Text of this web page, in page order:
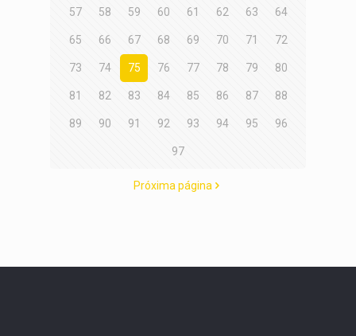
57 58 59 60 61 62 63 64
65 66 67 68 69 70 71 72
73 74 75 76 77 78 79 80
81 82 83 84 85 86 87 88
89 90 91 92 93 94 95 96
97
Próxima página